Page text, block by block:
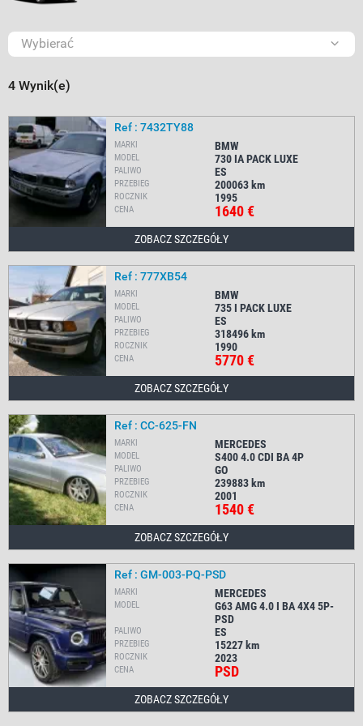
Wybierać
4 Wynik(e)
MARKI BMW
Ref : 7432TY88
MODEL 730 IA PACK LUXE
PALIWO ES
PRZEBIEG 200063 km
ROCZNIK 1995
CENA 1640 €
ZOBACZ SZCZEGÓŁY
MARKI BMW
Ref : 777XB54
MODEL 735 I PACK LUXE
PALIWO ES
PRZEBIEG 318496 km
ROCZNIK 1990
CENA 5770 €
ZOBACZ SZCZEGÓŁY
MARKI MERCEDES
Ref : CC-625-FN
MODEL S400 4.0 CDI BA 4P
PALIWO GO
PRZEBIEG 239883 km
ROCZNIK 2001
CENA 1540 €
ZOBACZ SZCZEGÓŁY
MARKI MERCEDES
Ref : GM-003-PQ-PSD
MODEL
G63 AMG 4.0 I BA 4X4 5P-
PSD
PALIWO ES
PRZEBIEG 15227 km
ROCZNIK 2023
CENA PSD
ZOBACZ SZCZEGÓŁY